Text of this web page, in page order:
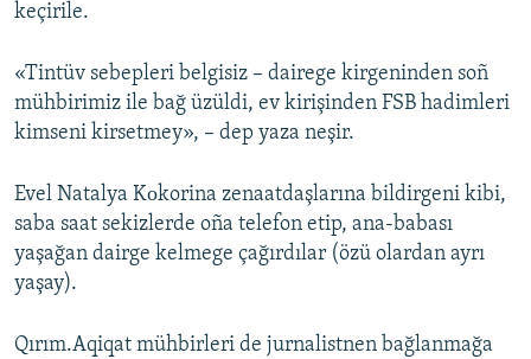
keçirile.
«Tintüv sebepleri belgisiz – dairege kirgeninden soñ
mühbirimiz ile bağ üzüldi, ev kirişinden FSB hadimleri
kimseni kirsetmey», – dep yaza neşir.
Evel Natalya Kоkorina zenaatdaşlarına bildirgeni kibi,
saba saat sekizlerde oña telefon etip, ana-babası
yaşağan dairge kelmege çağırdılar (özü olardan ayrı
yaşay).
Qırım.Aqiqat mühbirleri de jurnalistnen bağlanmağa